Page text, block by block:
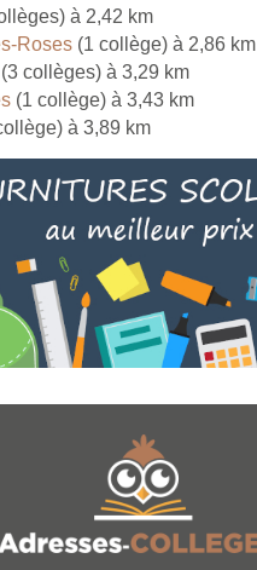
à 2,42 km
Roses (1 collège) à 2,86 km
(3 collèges) à 3,29 km
(1 collège) à 3,43 km
à 3,89 km